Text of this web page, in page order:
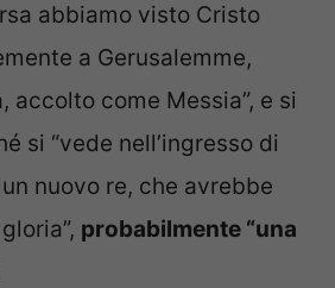
abbiamo visto Cristo
a Gerusalemme,
accolto come Messia”, e si
si “vede nell’ingresso di
un nuovo re, che avrebbe
probabilmente “una